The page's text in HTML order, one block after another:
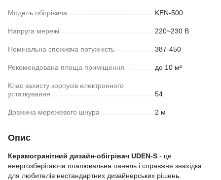
Модель обігрівача KEN-500
Напруга мережі 220~230 В
Номінальна споживча потужність 387-450
Рекомендована площа приміщення до 10 м²
Клас захисту корпусів електронного
устаткування
54
Довжина мережевого шнура 2 м
Опис
Керамогранітний дизайн-обігрівач UDEN-S - це
енергозберігаюча опалювальна панель і справжня знахідка
для любителів нестандартних дизайнерських рішень.